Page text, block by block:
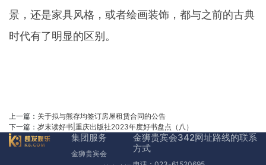
景，还是家具风格，或者绘画装饰，都与之前的古典
时代有了明显的区别。
上一篇： 关于拟与熊存均签订房屋租赁合同的公告
下一篇： 岁末读好书|重庆出版社2023年度好书盘点（八）
集团服务
金狮贵宾会
金狮贵宾会342网址路线的联系
方式